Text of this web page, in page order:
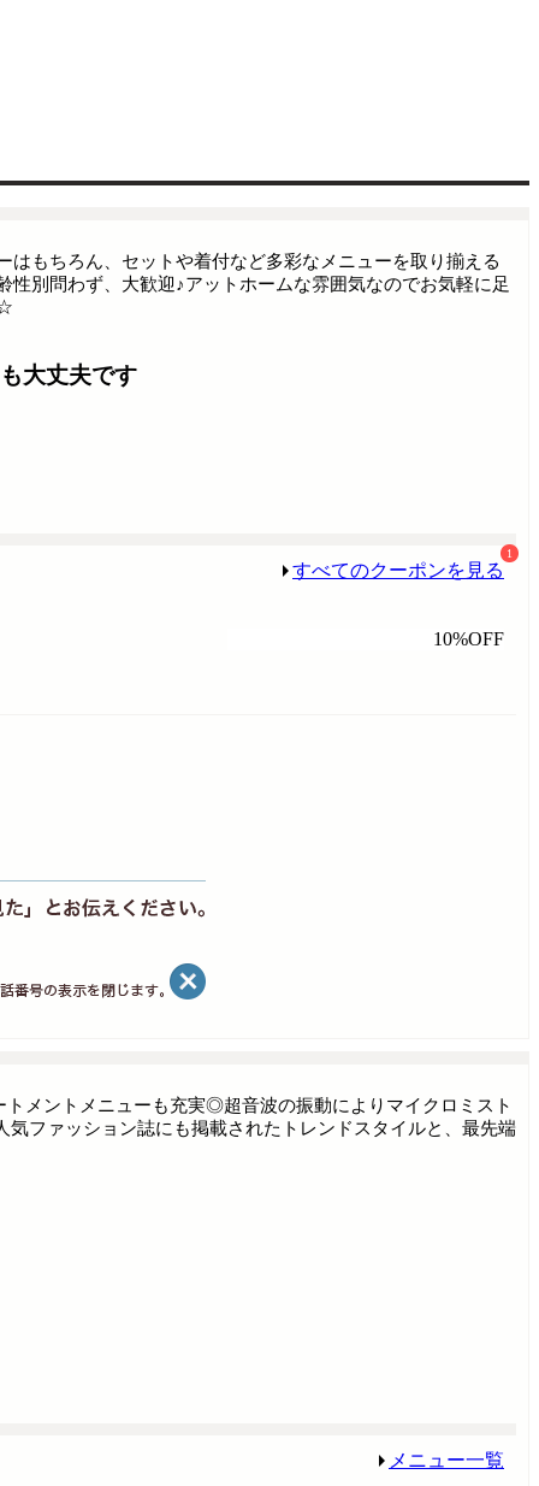
大丈夫です
もちろん、セットや着付など多彩なメニューを取り揃える
別問わず、大歓迎♪アットホームな雰囲気なのでお気軽に足
すべてのクーポンを見る
1
10%OFF
メントメニューも充実◎超音波の振動によりマイクロミスト
ファッション誌にも掲載されたトレンドスタイルと、最先端
メニュー一覧